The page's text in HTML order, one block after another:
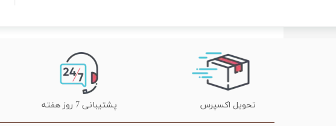
تحویل اکسپرس پشتیبانی 7 روز هفته